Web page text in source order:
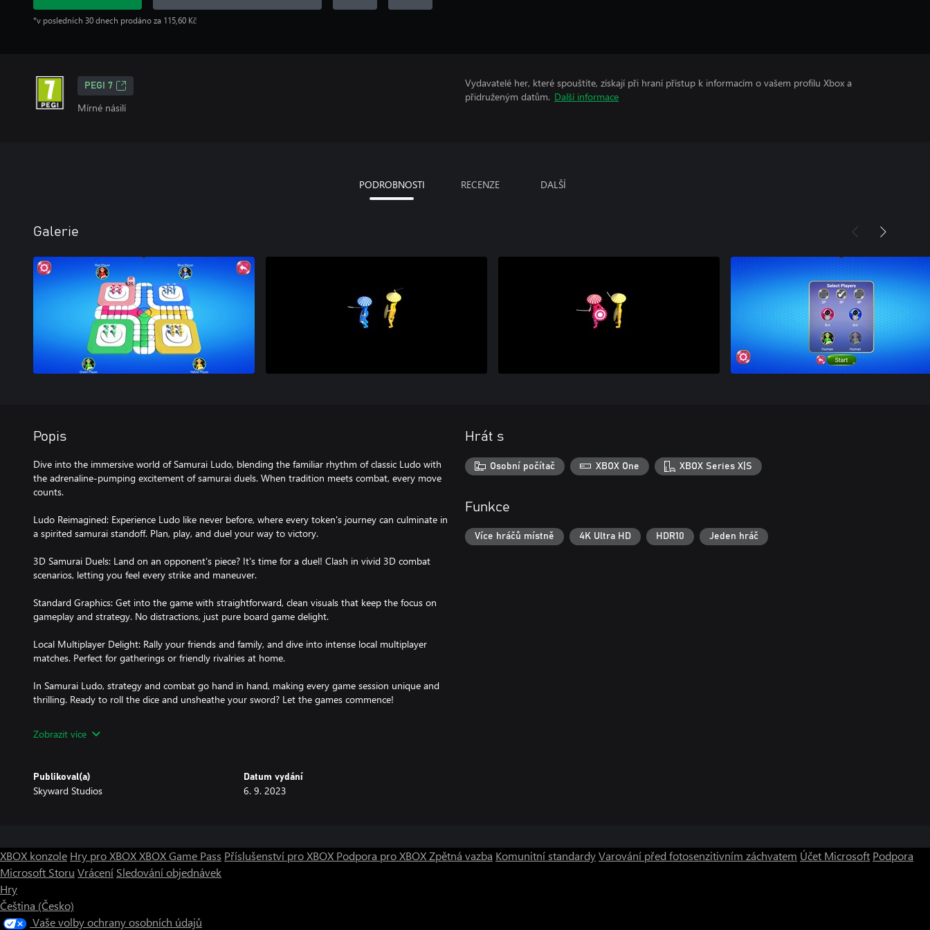
*v posledních 30 dnech prodáno za 115,60 Kč
PEGI 7
Mírné násilí
Vydavatelé her, které spouštíte, získají při hraní přístup k informacím o vašem profilu Xbox a
přidruženým datům. Další informace
PODROBNOSTI RECENZE DALŠÍ
Galerie
Popis
Dive into the immersive world of Samurai Ludo, blending the familiar rhythm of classic Ludo with
the adrenaline-pumping excitement of samurai duels. When tradition meets combat, every move
counts.
Ludo Reimagined: Experience Ludo like never before, where every token's journey can culminate in
a spirited samurai standoff. Plan, play, and duel your way to victory.
3D Samurai Duels: Land on an opponent's piece? It's time for a duel! Clash in vivid 3D combat
scenarios, letting you feel every strike and maneuver.
Standard Graphics: Get into the game with straightforward, clean visuals that keep the focus on
gameplay and strategy. No distractions, just pure board game delight.
Local Multiplayer Delight: Rally your friends and family, and dive into intense local multiplayer
matches. Perfect for gatherings or friendly rivalries at home.
In Samurai Ludo, strategy and combat go hand in hand, making every game session unique and
thrilling. Ready to roll the dice and unsheathe your sword? Let the games commence!
Zobrazit více
Publikoval(a)
Skyward Studios
Datum vydání
6. 9. 2023
Hrát s
Osobní počítač XBOX One XBOX Series X|S
Funkce
Více hráčů místně 4K Ultra HD HDR10 Jeden hráč
XBOX konzole Hry pro XBOXXBOX Game Pass Příslušenství pro XBOX Podpora pro XBOXZpětná vazba Komunitní standardyVarování před fotosenzitivním záchvatem Účet Microsoft Podpora
Microsoft Storu Vrácení Sledování objednávek
Hry
Čeština (Česko)
Vaše volby ochrany osobních údajů